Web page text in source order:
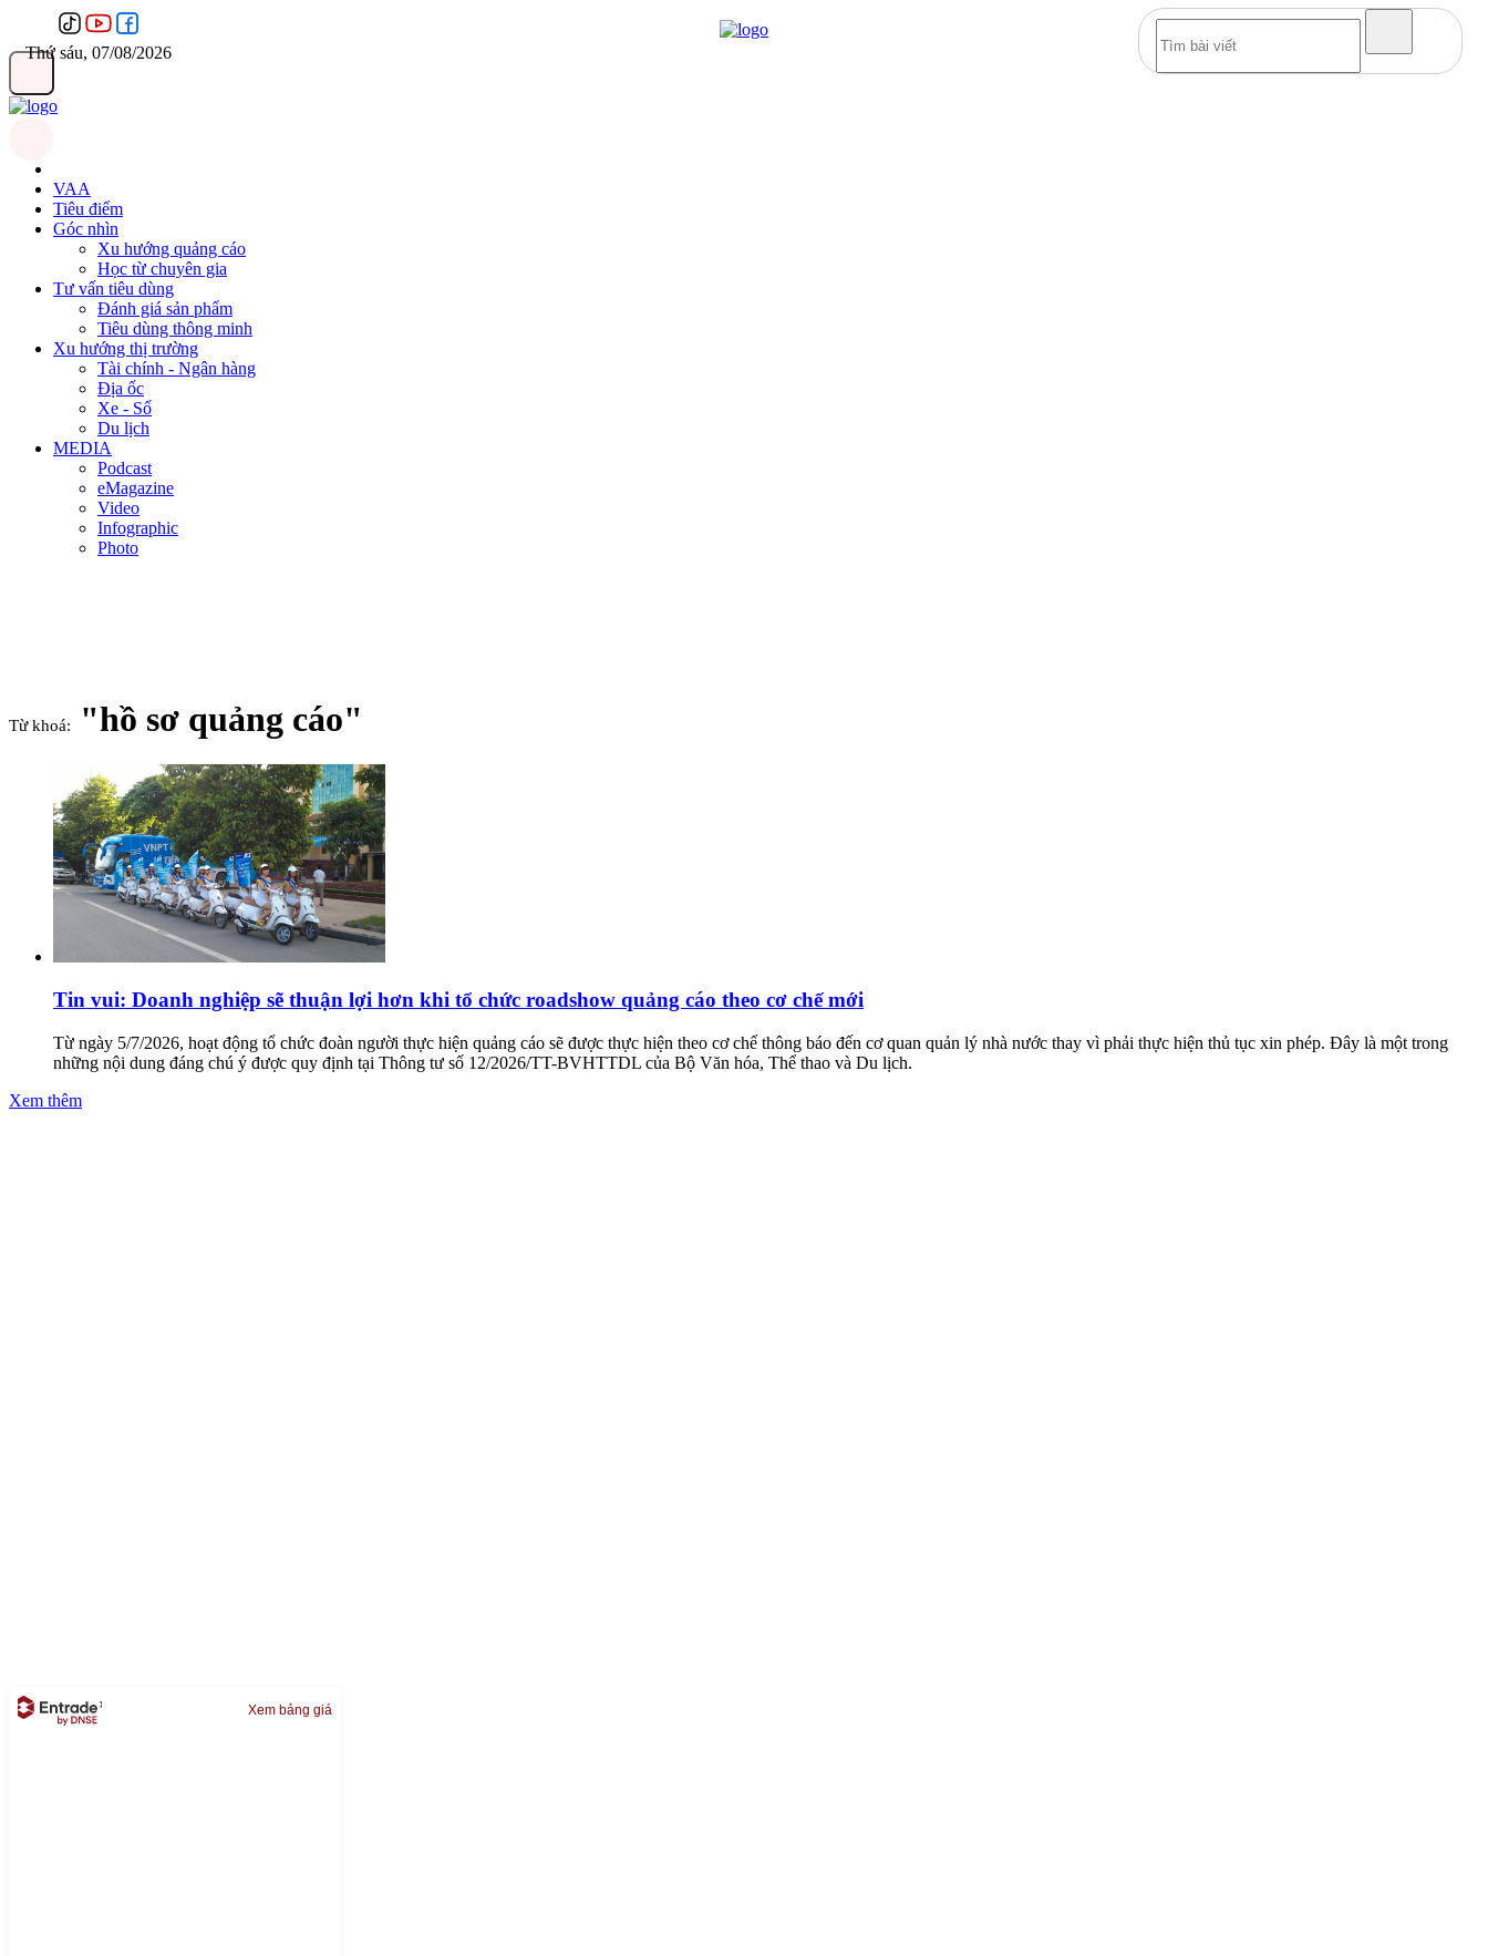
Thứ sáu, 07/08/2026
VAA
Tiêu điểm
Góc nhìn
Xu hướng quảng cáo
Học từ chuyên gia
Tư vấn tiêu dùng
Đánh giá sản phẩm
Tiêu dùng thông minh
Xu hướng thị trường
Tài chính - Ngân hàng
Địa ốc
Xe - Số
Du lịch
MEDIA
Podcast
eMagazine
Video
Infographic
Photo
Từ khoá: "hồ sơ quảng cáo"
Tin vui: Doanh nghiệp sẽ thuận lợi hơn khi tổ chức roadshow quảng cáo theo cơ chế mới
Từ ngày 5/7/2026, hoạt động tổ chức đoàn người thực hiện quảng cáo sẽ được thực hiện theo cơ chế thông báo đến cơ quan quản lý nhà nước thay vì phải thực hiện thủ tục xin phép. Đây là một trong
những nội dung đáng chú ý được quy định tại Thông tư số 12/2026/TT-BVHTTDL của Bộ Văn hóa, Thể thao và Du lịch.
Xem thêm
Xem bảng giá